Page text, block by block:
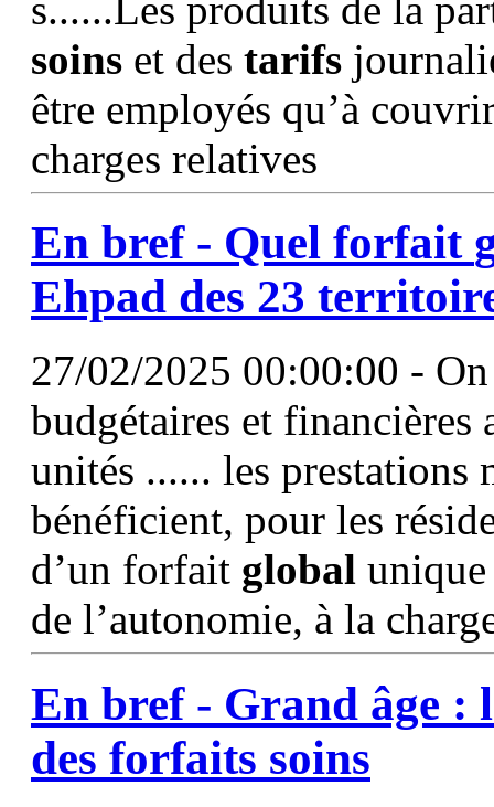
soins et des tarifs
être employés qu’à
charges relatives
En bref - Quel forfait
Ehpad des 23
27/02/2025 00:00:00 -
budgétaires et financières
unités ...... les prestations
bénéficient, pour les
d’un forfait global
de l’autonomie, à la
En bref - Grand âge :
des forfaits soins